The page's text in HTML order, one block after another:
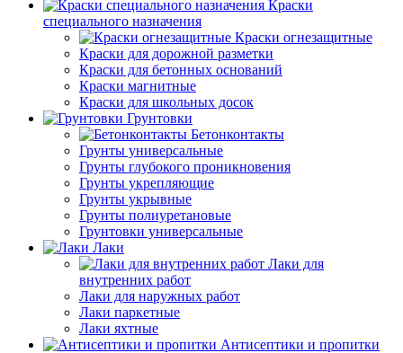
Краски
специального назначения
Краски огнезащитные
Краски для дорожной разметки
Краски для бетонных оснований
Краски магнитные
Краски для школьных досок
Грунтовки
Бетонконтакты
Грунты универсальные
Грунты глубокого проникновения
Грунты укрепляющие
Грунты укрывные
Грунты полиуретановые
Грунтовки универсальные
Лаки
Лаки для
внутренних работ
Лаки для наружных работ
Лаки паркетные
Лаки яхтные
Антисептики и пропитки